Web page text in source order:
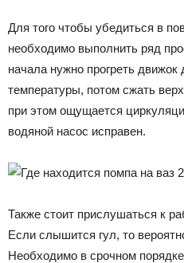
Для того чтобы убедиться в
необходимо выполнить ряд
начала нужно прогреть движок
температуры, потом сжать
при этом ощущается
водяной насос исправен.
Также стоит прислушаться к
Если слышится гул, то
Необходимо в срочном